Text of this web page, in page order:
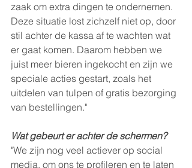
zaak om extra dingen te ondernemen.
Deze situatie lost zichzelf niet op, door
stil achter de kassa af te wachten wat
er gaat komen. Daarom hebben we
juist meer bieren ingekocht en zijn we
speciale acties gestart, zoals het
uitdelen van tulpen of gratis bezorging
van bestellingen."
Wat gebeurt er achter de schermen?
"We zijn nog veel actiever op social
media, om ons te profileren en te laten